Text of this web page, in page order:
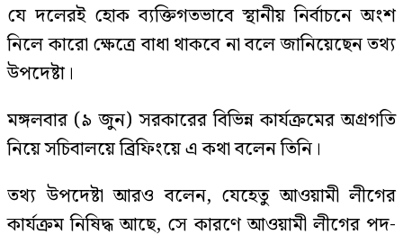
যে দলেরই হোক ব্যক্তিগতভাবে স্থানীয় নির্বাচনে অংশ
নিলে কারো ক্ষেত্রে বাধা থাকবে না বলে জানিয়েছেন তথ্য
উপদেষ্টা।
মঙ্গলবার (৯ জুন) সরকারের বিভিন্ন কার্যক্রমের অগ্রগতি
নিয়ে সচিবালয়ে ব্রিফিংয়ে এ কথা বলেন তিনি।
তথ্য উপদেষ্টা আরও বলেন, যেহেতু আওয়ামী লীগের
কার্যক্রম নিষিদ্ধ আছে, সে কারণে আওয়ামী লীগের পদ-